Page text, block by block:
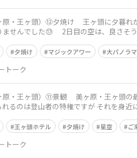
迫ります🙂 初日は快晴過ぎて雲一
空に 日が沈んでから、約
夕焼け マジックアワー 大パノラマ
トーク
の魅力は、やはり大自然の景観
るのは登山者の特権ですが それを身近
王ヶ頭ホテル 夕焼け 星空 ご
トーク